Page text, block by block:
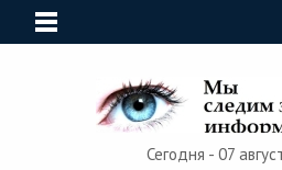
Сегодня - 07